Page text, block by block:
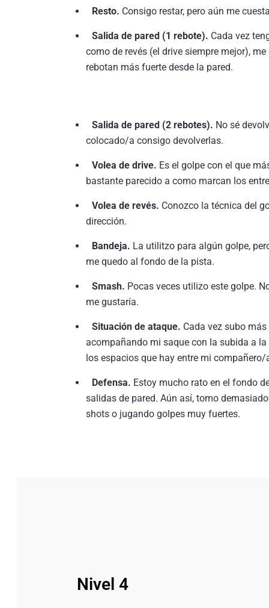
Resto. Consigo restar, pero aún me
Salida de pared (1 rebote). Cada vez
como de revés (el drive siempre mejor),
rebotan más fuerte desde la pared.
Salida de pared (2 rebotes). No sé
colocado/a consigo devolverlas.
Volea de drive. Es el golpe con el que
bastante parecido a como marcan los
Volea de revés. Conozco la técnica del
dirección.
Bandeja. La utilitzo para algún golpe,
me quedo al fondo de la pista.
Smash. Pocas veces utilizo este golpe.
me gustaría.
Situación de ataque. Cada vez subo
acompañando mi saque con la subida a
los espacios que hay entre mi compañero/
Defensa. Estoy mucho rato en el fondo
salidas de pared. Aún así, tomo
shots o jugando golpes muy fuertes.
Nivel 4